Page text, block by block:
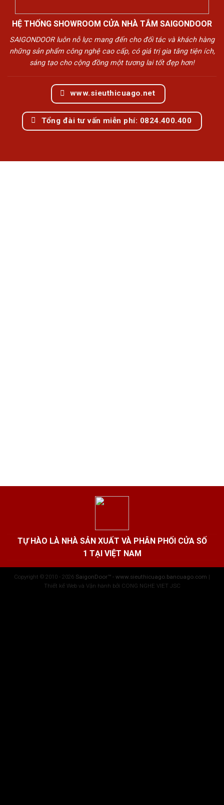
HỆ THỐNG SHOWROOM CỬA NHÀ TẮM SAIGONDOOR
SAIGONDOOR luôn nỗ lực mang đến cho đối tác và khách hàng
những sản phẩm công nghệ cao cấp, có giá trị gia tăng tiện ích,
sáng tạo cho cộng đồng một tương lai tốt đẹp hơn!
www.sieuthicuago.net
Tổng đài tư vấn miễn phí: 0824.400.400
TỰ HÀO LÀ NHÀ SẢN XUẤT VÀ PHÂN PHỐI CỬA SỐ
1 TẠI VIỆT NAM
Copyright © 2010 - 2026 SaigonDoor™ - www.sieuthicuago.bancuago.com |
Thiết kế Web và Vận hành bởi CONG NGHE VIET JSC